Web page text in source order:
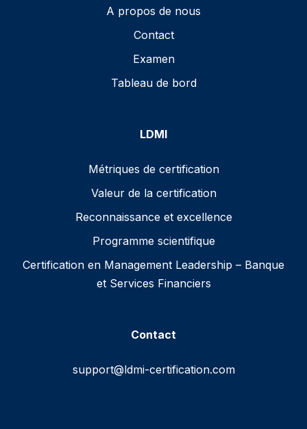
A propos de nous
Contact
Examen
Tableau de bord
LDMI
Métriques de certification
Valeur de la certification
Reconnaissance et excellence
Programme scientifique
Certification en Management Leadership – Banque
et Services Financiers
Contact
support@ldmi-certification.com